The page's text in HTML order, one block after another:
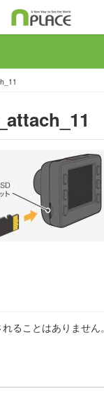
ることはありません。